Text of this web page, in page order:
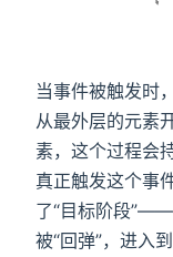
当事件被触发时，
从最外层的元素
素，这个过程会
真正触发这个事
了“目标阶段
被“回弹”，进入